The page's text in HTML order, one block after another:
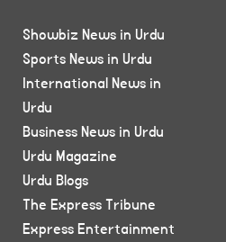
Showbiz News in Urdu
Sports News in Urdu
International News in
Urdu
Business News in Urdu
Urdu Magazine
Urdu Blogs
The Express Tribune
Express Entertainment